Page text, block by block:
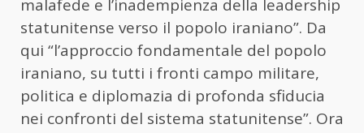
malafede e l’inadempienza della leadership
statunitense verso il popolo iraniano”. Da
qui “l’approccio fondamentale del popolo
iraniano, su tutti i fronti campo militare,
politica e diplomazia di profonda sfiducia
nei confronti del sistema statunitense”. Ora